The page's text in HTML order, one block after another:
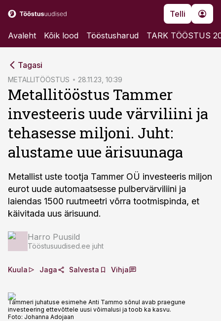
Telli
Avaleht Kõik lood Tööstusharud TARK TÖÖSTUS
Tagasi
METALLITÖÖSTUS 28.11.23, 10:39
Metallitööstus Tammer
investeeris uude värviliini ja
tehasesse miljoni. Juht:
alustame uue ärisuunaga
Metallist uste tootja Tammer OÜ investeeris miljon
eurot uude automaatsesse pulbervärviliini ja
laiendas 1500 ruutmeetri võrra tootmispinda, et
käivitada uus ärisuund.
Harro Puusild
Tööstusuudised.ee juht
Kuula Jaga Salvesta Vihja
Tammeri juhatuse esimehe Anti Tammo sõnul avab praegune
investeering ettevõttele uusi võimalusi ja toob ka kasvu.
Foto: Johanna Adojaan